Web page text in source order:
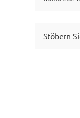
Stöbern